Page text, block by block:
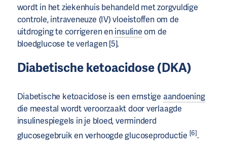
wordt in het ziekenhuis behandeld met zorgvuldige
controle, intraveneuze (IV) vloeistoffen om de
uitdroging te corrigeren eninsulineom de
bloedglucose te verlagen [5].
Diabetische ketoacidose (DKA)
Diabetische ketoacidose is een ernstige aandoening
die meestal wordt veroorzaakt door verlaagde
insulinespiegels in je bloed, verminderd
glucosegebruik en verhoogde glucoseproductie [6].